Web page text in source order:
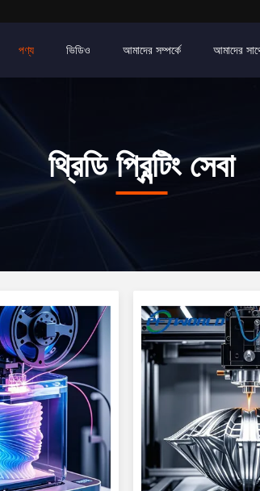
পণ্য ভিডিও আমাদের সম্পর্কে আমাদের
থ্রিডি প্রিন্টিং সেবা